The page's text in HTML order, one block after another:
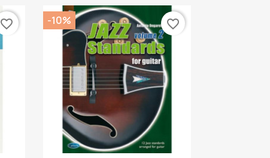
favorite_border -10% favorite_border